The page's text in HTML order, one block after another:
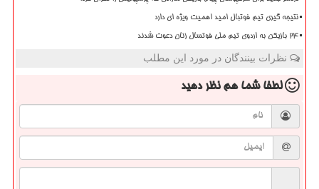
نتیجه گیری تیم فوتبال امید اهمیت ویژه ای دارد
۲۴ بازیکن به اردوی تیم ملی فوتسال زنان دعوت شدند
نظرات بینندگان در مورد این مطلب
لطفا شما همنظر دهید